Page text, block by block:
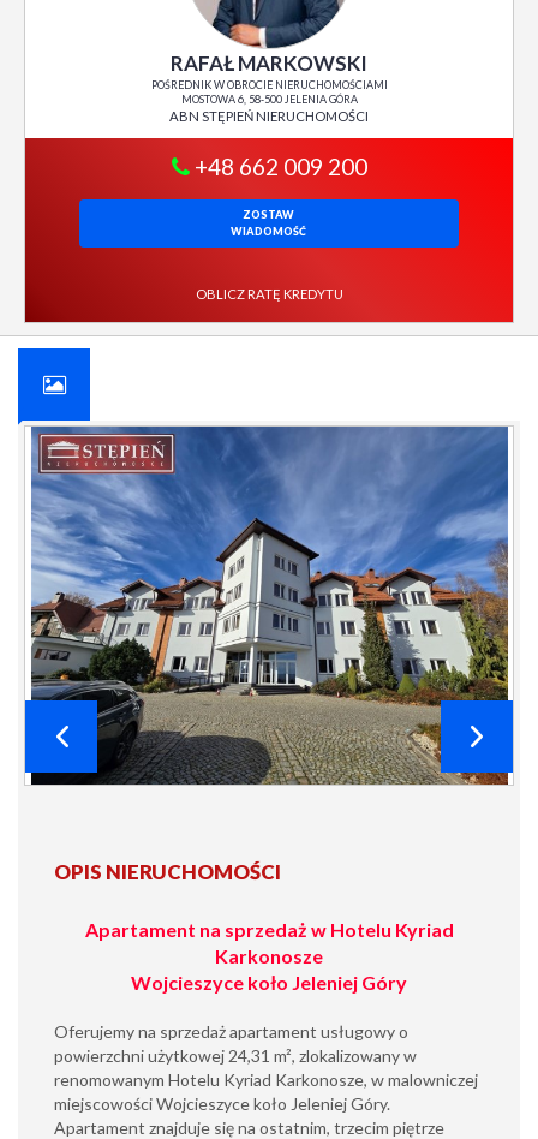
RAFAŁ MARKOWSKI
POŚREDNIK W OBROCIE NIERUCHOMOŚCIAMI
MOSTOWA 6, 58-500 JELENIA GÓRA
ABN STĘPIEŃ NIERUCHOMOŚCI
+48 662 009 200
ZOSTAW
WIADOMOŚĆ
OBLICZ RATĘ KREDYTU
OPIS NIERUCHOMOŚCI
Apartament na sprzedaż w Hotelu Kyriad
Karkonosze
Wojcieszyce koło Jeleniej Góry
Oferujemy na sprzedaż apartament usługowy o
powierzchni użytkowej 24,31 m², zlokalizowany w
renomowanym Hotelu Kyriad Karkonosze, w malowniczej
miejscowości Wojcieszyce koło Jeleniej Góry.
Apartament znajduje się na ostatnim, trzecim piętrze